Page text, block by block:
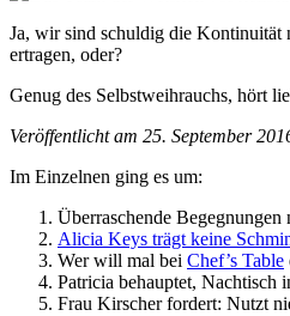
Ja, wir sind schuldig die Kontinuität
ertragen, oder?
Genug des Selbstweihrauchs, hört
Veröffentlicht am 25. September
Im Einzelnen ging es um:
Überraschende
Alicia Keys trägt keine
Wer will mal bei Chef’s Table
Patricia behauptet, Nachtisch
Frau Kirscher fordert: Nutzt